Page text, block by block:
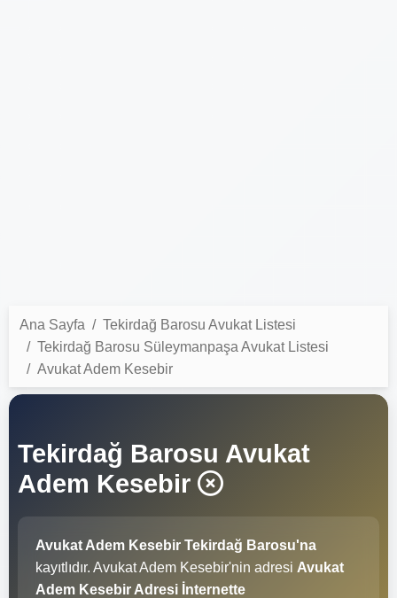
Ana Sayfa
Tekirdağ Barosu Avukat Listesi
Tekirdağ Barosu Süleymanpaşa Avukat Listesi
Avukat Adem Kesebir
Tekirdağ Barosu Avukat
Adem Kesebir
Avukat Adem Kesebir Tekirdağ Barosu'na
kayıtlıdır. Avukat Adem Kesebir'nin adresi Avukat
Adem Kesebir Adresi İnternette